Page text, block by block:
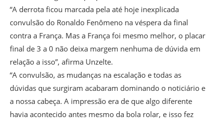
“A derrota ficou marcada pela até hoje inexplicada
convulsão do Ronaldo Fenômeno na véspera da final
contra a França. Mas a França foi mesmo melhor, o placar
final de 3 a 0 não deixa margem nenhuma de dúvida em
relação a isso”, afirma Unzelte.
“A convulsão, as mudanças na escalação e todas as
dúvidas que surgiram acabaram dominando o noticiário e
a nossa cabeça. A impressão era de que algo diferente
havia acontecido antes mesmo da bola rolar, e isso fez